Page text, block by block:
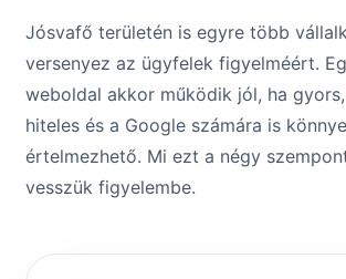
Jósvafő területén is egyre több
versenyez az ügyfelek figyelméért.
weboldal akkor működik jól, ha
hiteles és a Google számára is
értelmezhető. Mi ezt a négy
vesszük figyelembe.